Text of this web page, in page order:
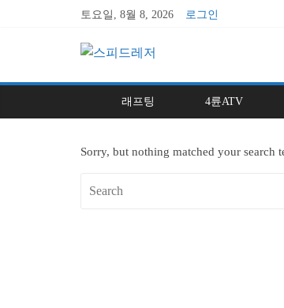
토요일, 8월 8, 2026 로그인
래프팅 4륜ATV
Sorry, but nothing matched your search